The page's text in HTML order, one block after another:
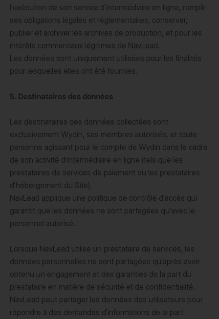
l'exécution de son service d'intermédiaire en ligne, remplir
ses obligations légales et réglementaires, conserver,
publier et archiver les archives de production, et pour les
intérêts commerciaux légitimes de NavLead.
Les données sont uniquement utilisées pour les finalités
pour lesquelles elles ont été fournies.
5. Destinataires des données
Les destinataires des données collectées sont
exclusivement Wydin, ses membres autorisés, et toute
personne agissant pour le compte de Wydin dans le cadre
de son activité d’intermédiaire en ligne (tels que les
prestataires de services de paiement ou les prestataires
d’hébergement du Site).
NavLead applique une politique de contrôle d'accès qui
garantit que les données ne sont partagées qu'avec le
personnel autorisé.
Lorsque NavLead utilise un prestataire de services, les
données personnelles ne sont partagées qu'après avoir
obtenu un engagement et des garanties de la part du
prestataire en matière de sécurité et de confidentialité.
NavLead peut partager les données des utilisateurs pour
répondre à des demandes d'informations de la part